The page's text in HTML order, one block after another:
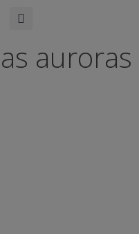
auroras